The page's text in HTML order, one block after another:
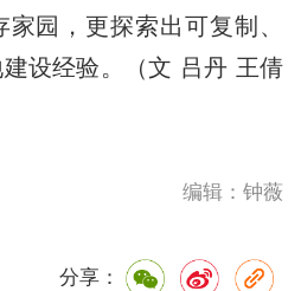
园，更探索出可复制、
设经验。（文 吕丹 王倩
编辑：钟薇
分享：